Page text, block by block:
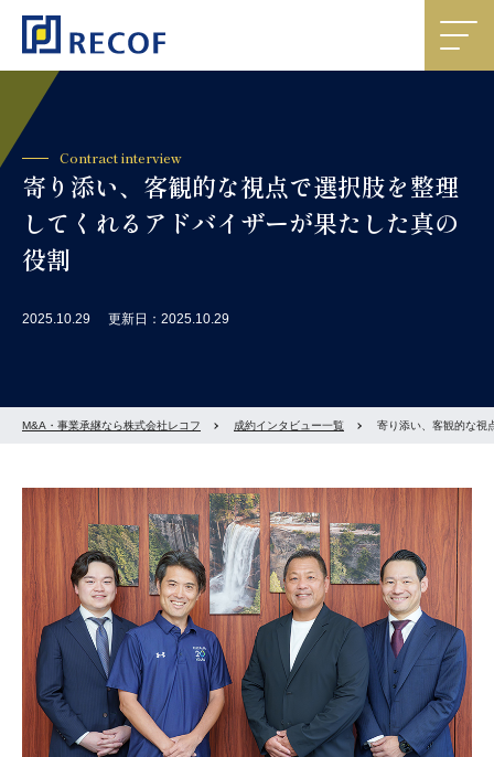
Contract interview
寄り添い、客観的な視点で選択肢を整理
してくれるアドバイザーが果たした真の
役割
2025.10.29 更新日：2025.10.29
M&A・事業承継なら株式会社レコフ 成約インタビュー一覧 寄り添い、客観的な視